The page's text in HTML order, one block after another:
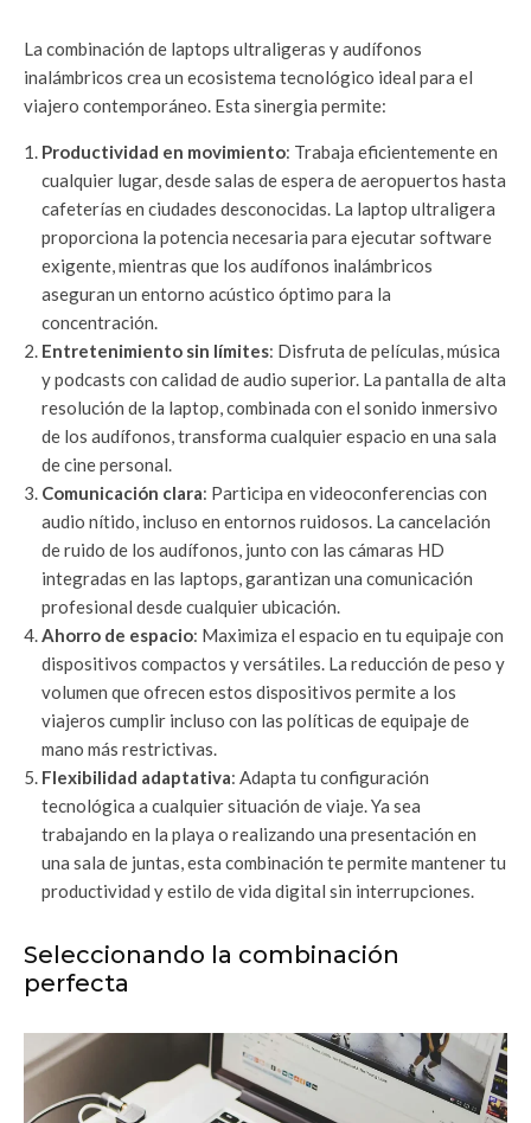
La combinación de laptops ultraligeras y audífonos
inalámbricos crea un ecosistema tecnológico ideal para el
viajero contemporáneo. Esta sinergia permite:
Productividad en movimiento: Trabaja eficientemente en
cualquier lugar, desde salas de espera de aeropuertos hasta
cafeterías en ciudades desconocidas. La laptop ultraligera
proporciona la potencia necesaria para ejecutar software
exigente, mientras que los audífonos inalámbricos
aseguran un entorno acústico óptimo para la
concentración.
Entretenimiento sin límites: Disfruta de películas, música
y podcasts con calidad de audio superior. La pantalla de alta
resolución de la laptop, combinada con el sonido inmersivo
de los audífonos, transforma cualquier espacio en una sala
de cine personal.
Comunicación clara: Participa en videoconferencias con
audio nítido, incluso en entornos ruidosos. La cancelación
de ruido de los audífonos, junto con las cámaras HD
integradas en las laptops, garantizan una comunicación
profesional desde cualquier ubicación.
Ahorro de espacio: Maximiza el espacio en tu equipaje con
dispositivos compactos y versátiles. La reducción de peso y
volumen que ofrecen estos dispositivos permite a los
viajeros cumplir incluso con las políticas de equipaje de
mano más restrictivas.
Flexibilidad adaptativa: Adapta tu configuración
tecnológica a cualquier situación de viaje. Ya sea
trabajando en la playa o realizando una presentación en
una sala de juntas, esta combinación te permite mantener tu
productividad y estilo de vida digital sin interrupciones.
Seleccionando la combinación
perfecta